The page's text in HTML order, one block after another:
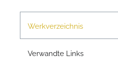
Werkverzeichnis
Verwandte Links